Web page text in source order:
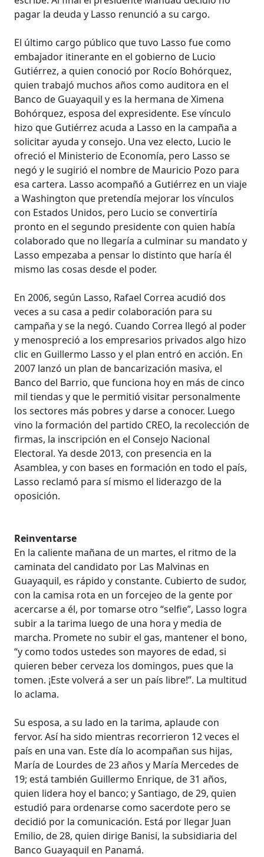
pagar la deuda y Lasso renunció a su cargo.
El último cargo público que tuvo Lasso fue como
embajador itinerante en el gobierno de Lucio
Gutiérrez, a quien conoció por Rocío Bohórquez,
quien trabajó muchos años como auditora en el
Banco de Guayaquil y es la hermana de Ximena
Bohórquez, esposa del expresidente. Ese vínculo
hizo que Gutiérrez acuda a Lasso en la campaña a
solicitar ayuda y consejo. Una vez electo, Lucio le
ofreció el Ministerio de Economía, pero Lasso se
negó y le sugirió el nombre de Mauricio Pozo para
esa cartera. Lasso acompañó a Gutiérrez en un viaje
a Washington que pretendía mejorar los vínculos
con Estados Unidos, pero Lucio se convertiría
pronto en el segundo presidente con quien había
colaborado que no llegaría a culminar su mandato y
Lasso empezaba a pensar lo distinto que haría él
mismo las cosas desde el poder.
En 2006, según Lasso, Rafael Correa acudió dos
veces a su casa a pedir colaboración para su
campaña y se la negó. Cuando Correa llegó al poder
y menospreció a los empresarios privados algo hizo
clic en Guillermo Lasso y el plan entró en acción. En
2007 lanzó un plan de bancarización masiva, el
Banco del Barrio, que funciona hoy en más de cinco
mil tiendas y que le permitió visitar personalmente
los sectores más pobres y darse a conocer. Luego
vino la formación del partido CREO, la recolección de
firmas, la inscripción en el Consejo Nacional
Electoral. Ya desde 2013, con presencia en la
Asamblea, y con bases en formación en todo el país,
Lasso reclamó para sí mismo el liderazgo de la
oposición.
Reinventarse
En la caliente mañana de un martes, el ritmo de la
caminata del candidato por Las Malvinas en
Guayaquil, es rápido y constante. Cubierto de sudor,
con la camisa rota en un forcejeo de la gente por
acercarse a él, por tomarse otro “selfie”, Lasso logra
subir a la tarima luego de una hora y media de
marcha. Promete no subir el gas, mantener el bono,
“y como todos ustedes son mayores de edad, si
quieren beber cerveza los domingos, pues que la
tomen. ¡Este volverá a ser un país libre!”. La multitud
lo aclama.
Su esposa, a su lado en la tarima, aplaude con
fervor. Así ha sido mientras recorrieron 12 veces el
país en una van. Este día lo acompañan sus hijas,
María de Lourdes de 23 años y María Mercedes de
19; está también Guillermo Enrique, de 31 años,
quien lidera hoy el banco; y Santiago, de 29, quien
estudió para ordenarse como sacerdote pero se
decidió por la comunicación. Está por llegar Juan
Emilio, de 28, quien dirige Banisi, la subsidiaria del
Banco Guayaquil en Panamá.